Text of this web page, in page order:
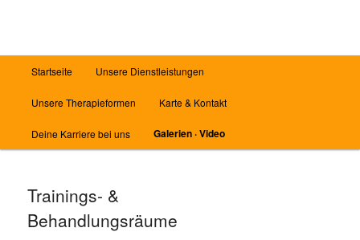
Startseite Unsere Dienstleistungen
Unsere Therapieformen Karte & Kontakt
Deine Karriere bei uns Galerien · Video
Trainings- &
Behandlungsräume